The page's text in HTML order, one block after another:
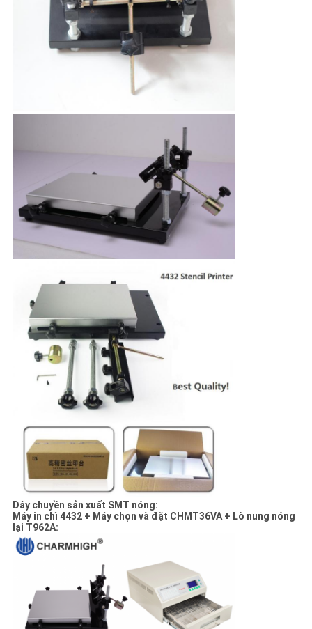
Dây chuyền sản xuất SMT nóng:
Máy in chì 4432 + Máy chọn và đặt CHMT36VA + Lò nung nóng
lại T962A: